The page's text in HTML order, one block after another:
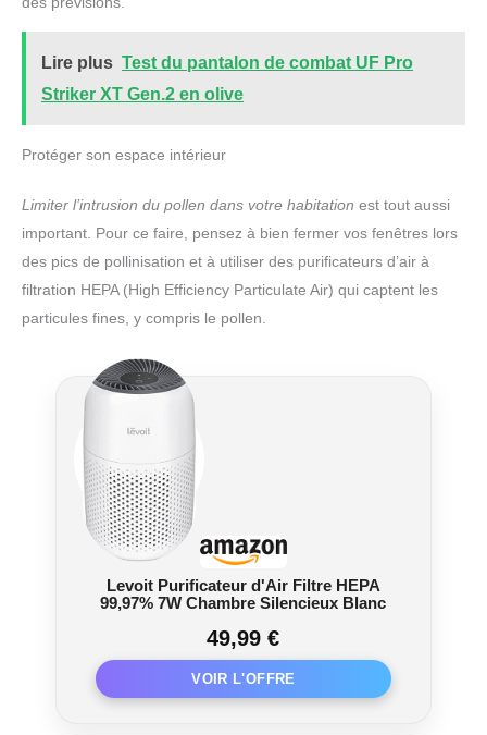
Lire plus Test du pantalon de combat UF Pro
Striker XT Gen.2 en olive
Protéger son espace intérieur
Limiter l’intrusion du pollen dans votre habitation est tout aussi
important. Pour ce faire, pensez à bien fermer vos fenêtres lors
des pics de pollinisation et à utiliser des purificateurs d’air à
filtration HEPA (High Efficiency Particulate Air) qui captent les
particules fines, y compris le pollen.
Levoit Purificateur d'Air Filtre HEPA
99,97% 7W Chambre Silencieux Blanc
49,99 €